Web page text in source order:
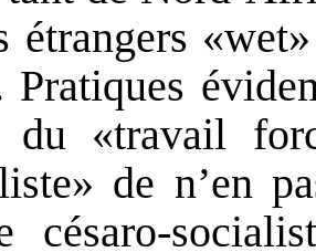
étrangers
Pratiques
du «travail
de n’en
césaro-